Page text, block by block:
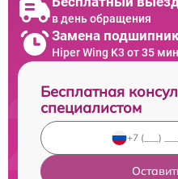
в день обращения
Замена
Hiper Wing K3 от 35
Бесплатная
специалистом